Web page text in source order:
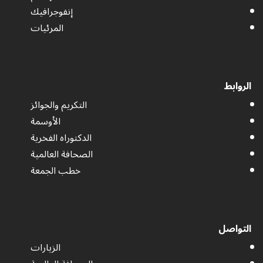
إنفوجرافيك
المرئيات
الروابط
التكريم والجوائز
الأوسمة
الدكتوراه الفخرية
الصحافة العالمية
خطب الجمعة
التواصل
الزيارات